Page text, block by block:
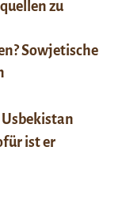
zu
Sowjetische
ist er